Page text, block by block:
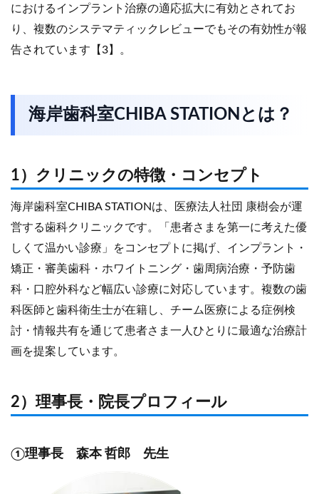
におけるインプラント治療の適応拡大に有効とされてお
り、複数のシステマティックレビューでもその有効性が報
告されています【3】。
海岸歯科室CHIBA STATIONとは？
1）クリニックの特徴・コンセプト
海岸歯科室CHIBA STATIONは、医療法人社団 康樹会が運
営する歯科クリニックです。「患者さまを第一に考えた優
しくて温かい診療」をコンセプトに掲げ、インプラント・
矯正・審美歯科・ホワイトニング・歯周病治療・予防歯
科・口腔外科など幅広い診療に対応しています。複数の歯
科医師と歯科衛生士が在籍し、チーム医療による症例検
討・情報共有を通じて患者さま一人ひとりに最適な治療計
画を提案しています。
2）理事長・院長プロフィール
①理事長 森本 哲郎 先生